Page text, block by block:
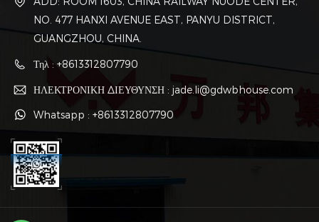
NO. 477 HANXI AVENUE EAST, PANYU DISTRICT,
GUANGZHOU, CHINA.
Τηλ : +8613312807790
ΗΛΕΚΤΡΟΝΙΚΗ ΔΙΕΥΘΥΝΣΗ : jade.li@gdwbhouse.com
Whatsapp : +8613312807790